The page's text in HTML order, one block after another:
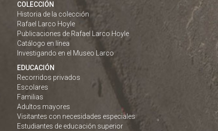
COLECCIÓN
Historia de la colección
Rafael Larco Hoyle
Publicaciones de Rafael Larco Hoyle
Catálogo en línea
Investigando en el Museo Larco
EDUCACIÓN
Recorridos privados
Escolares
Familias
Adultos mayores
Visitantes con necesidades especiales
Estudiantes de educación superior